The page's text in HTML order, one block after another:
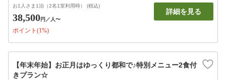
お1人さま1泊（2名1室利用時） (税込)
38,500円 ／人〜
ポイント(1%)
詳細を見る
【年末年始】お正月はゆっくり都和で♪特別メニュー2食付
きプラン☆